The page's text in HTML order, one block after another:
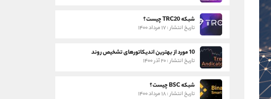
شبکه TRC20 چیست؟
تاریخ انتشار : ۱۷ مرداد ۱۴۰۰
10 مورد از بهترین اندیکاتورهای تشخیص روند
تاریخ انتشار : ۲۰ آذر ۱۴۰۰
شبکه BSC چیست؟
تاریخ انتشار : ۱۸ مرداد ۱۴۰۰